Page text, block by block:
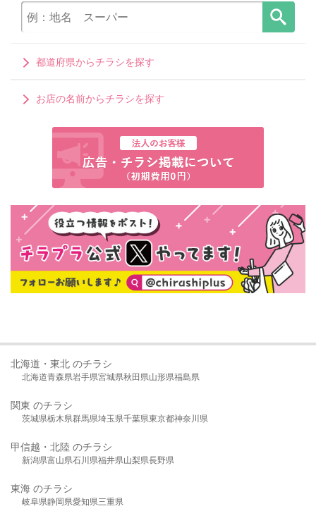
都道府県からチラシを探す
お店の名前からチラシを探す
北海道・東北 のチラシ
北海道青森県岩手県宮城県秋田県山形県福島県
関東 のチラシ
茨城県栃木県群馬県埼玉県千葉県東京都神奈川県
甲信越・北陸 のチラシ
新潟県富山県石川県福井県山梨県長野県
東海 のチラシ
岐阜県静岡県愛知県三重県